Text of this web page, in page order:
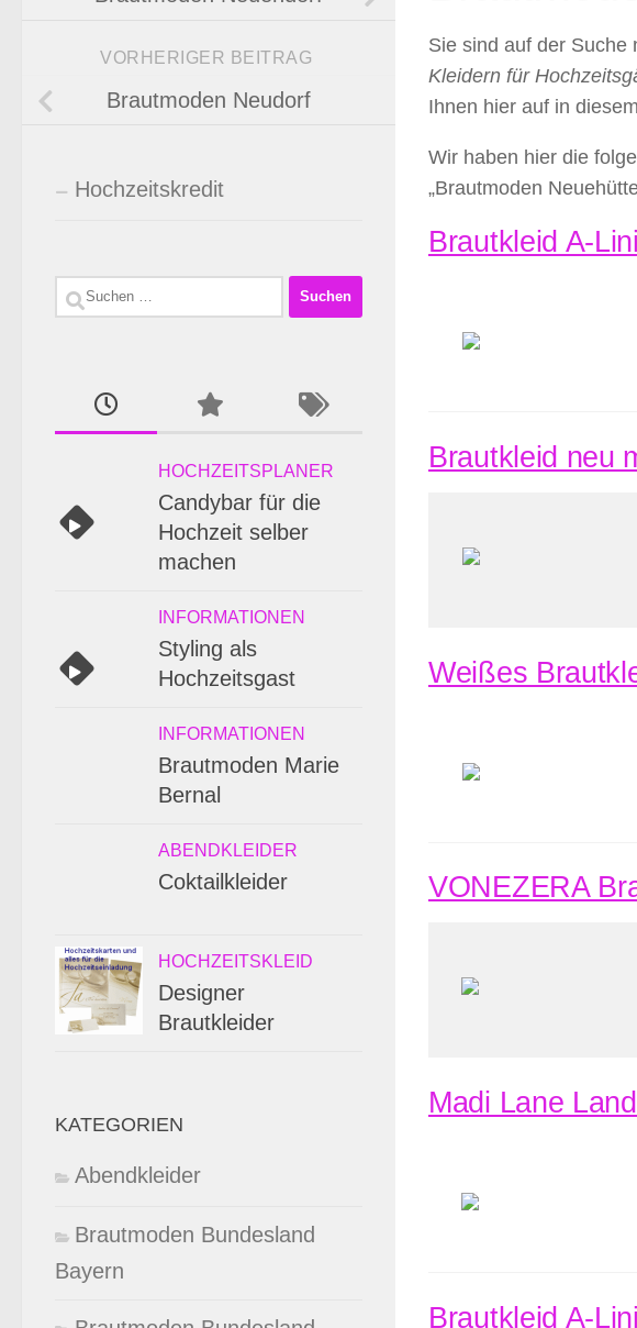
Sie sind auf der Suche
Kleidern für
Ihnen hier auf in
Wir haben hier die
„Brautmoden
Brautkleid A-
Brautkleid neu
Weißes
VONEZERA
Madi Lane
Brautkleid A-
VORHERIGER BEITRAG
Brautmoden Neudorf
Hochzeitskredit
Suchen
HOCHZEITSPLANER
Candybar für die
Hochzeit selber
machen
INFORMATIONEN
Styling als
Hochzeitsgast
INFORMATIONEN
Brautmoden Marie
Bernal
ABENDKLEIDER
Coktailkleider
HOCHZEITSKLEID
Designer
Brautkleider
KATEGORIEN
Abendkleider
Brautmoden Bundesland
Bayern